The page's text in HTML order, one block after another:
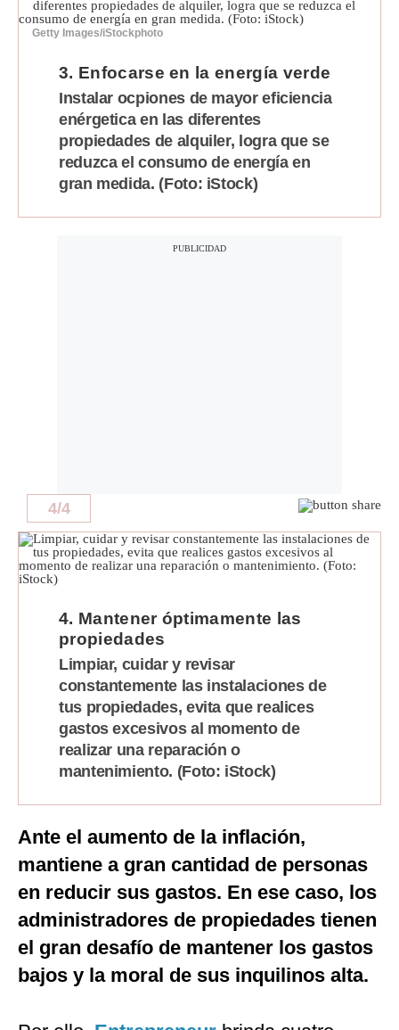
Getty Images/iStockphoto
3. Enfocarse en la energía verde
Instalar ocpiones de mayor eficiencia
enérgetica en las diferentes
propiedades de alquiler, logra que se
reduzca el consumo de energía en
gran medida. (Foto: iStock)
4/4
4. Mantener óptimamente las
propiedades
Limpiar, cuidar y revisar
constantemente las instalaciones de
tus propiedades, evita que realices
gastos excesivos al momento de
realizar una reparación o
mantenimiento. (Foto: iStock)
Ante el aumento de la inflación,
mantiene a gran cantidad de personas
en reducir sus gastos. En ese caso, los
administradores de propiedades tienen
el gran desafío de mantener los gastos
bajos y la moral de sus inquilinos alta.